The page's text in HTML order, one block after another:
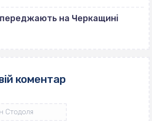
на Черкащині
коментар